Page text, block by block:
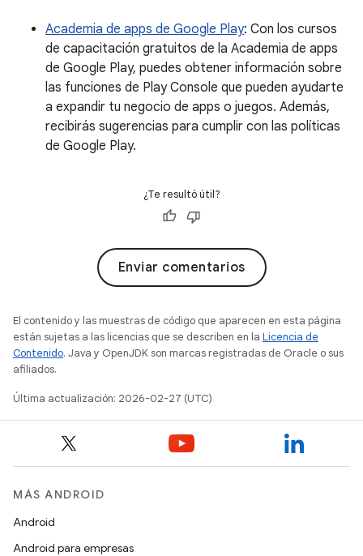
Academia de apps de Google Play: Con los cursos
de capacitación gratuitos de la Academia de apps
de Google Play, puedes obtener información sobre
las funciones de Play Console que pueden ayudarte
a expandir tu negocio de apps o juegos. Además,
recibirás sugerencias para cumplir con las políticas
de Google Play.
¿Te resultó útil?
Enviar comentarios
El contenido y las muestras de código que aparecen en esta página
están sujetas a las licencias que se describen en la Licencia de
Contenido. Java y OpenJDK son marcas registradas de Oracle o sus
afiliados.
Última actualización: 2026-02-27 (UTC)
MÁS ANDROID
Android
Android para empresas